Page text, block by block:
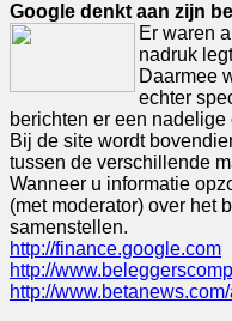
Google denkt aan zijn
Er waren
nadruk
Daarmee
echter
berichten er een
Bij de site wordt
tussen de verschillende
Wanneer u informatie
(met moderator) over het
samenstellen.
http://finance.google.com
http://
http://